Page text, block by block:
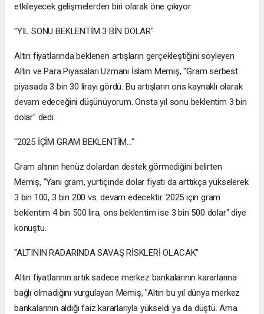
etkileyecek gelişmelerden biri olarak öne çıkıyor.
"YIL SONU BEKLENTİM 3 BİN DOLAR"
Altın fiyatlarında beklenen artışların gerçekleştiğini söyleyen
Altın ve Para Piyasaları Uzmanı İslam Memiş, "Gram serbest
piyasada 3 bin 30 lirayı gördü. Bu artışların ons kaynaklı olarak
devam edeceğini düşünüyorum. Onsta yıl sonu beklentim 3 bin
dolar" dedi.
"2025 İÇİM GRAM BEKLENTİM..."
Gram altının henüz dolardan destek görmediğini belirten
Memiş, "Yani gram, yurtiçinde dolar fiyatı da arttıkça yükselerek
3 bin 100, 3 bin 200 vs. devam edecektir. 2025 için gram
beklentim 4 bin 500 lira, ons beklentim ise 3 bin 500 dolar" diye
konuştu.
"ALTININ RADARINDA SAVAŞ RİSKLERİ OLACAK"
Altın fiyatlarının artık sadece merkez bankalarının kararlarına
bağlı olmadığını vurgulayan Memiş, "Altın bu yıl dünya merkez
bankalarının aldığı faiz kararlarıyla yükseldi ya da düştü. Ama